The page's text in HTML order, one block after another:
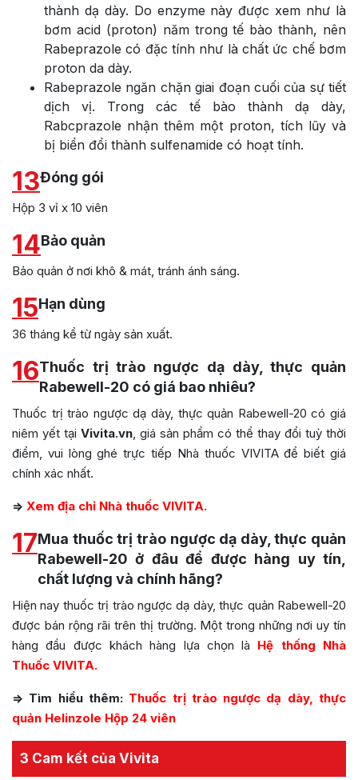
thành dạ dày. Do enzyme này được xem như là
bơm acid (proton) năm trong tế bào thành, nên
Rabeprazole có đặc tính như là chất ức chế bơm
proton da dày.
Rabeprazole ngăn chặn giai đoạn cuối của sự tiết
dịch vị. Trong các tế bào thành dạ dày,
Rabcprazole nhận thêm một proton, tích lũy và
bị biển đổi thành sulfenamide có hoạt tính.
13Đóng gói
Hộp 3 vỉ x 10 viên
14Bảo quản
Bảo quản ở nơi khô & mát, tránh ánh sáng.
15Hạn dùng
36 tháng kể từ ngày sản xuất.
16Thuốc trị trào ngược dạ dày, thực quản
Rabewell-20 có giá bao nhiêu?
Thuốc trị trào ngược dạ dày, thực quản Rabewell-20 có giá
niêm yết tại Vivita.vn , giá sản phẩm có thể thay đổi tuỳ thời
điểm, vui lòng ghé trực tiếp Nhà thuốc VIVITA để biết giá
chính xác nhất.
=> Xem địa chỉ Nhà thuốc VIVITA.
17Mua thuốc trị trào ngược dạ dày, thực quản
Rabewell-20 ở đâu để được hàng uy tín,
chất lượng và chính hãng?
Hiện nay thuốc trị trào ngược dạ dày, thực quản Rabewell-20
được bán rộng rãi trên thị trường. Một trong những nơi uy tín
hàng đầu được khách hàng lựa chọn là Hệ thống Nhà
Thuốc VIVITA.
=> Tìm hiểu thêm: Thuốc trị trào ngược dạ dày, thực
quản Helinzole Hộp 24 viên
3 Cam kết của Vivita